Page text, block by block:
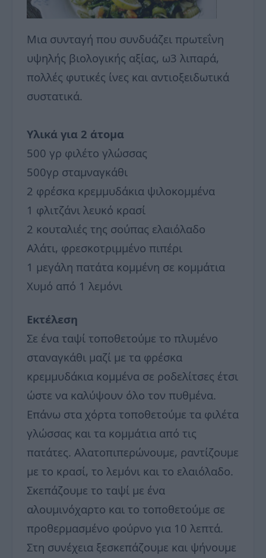
Μια συνταγή που συνδυάζει πρωτεΐνη
υψηλής βιολογικής αξίας, ω3 λιπαρά,
πολλές φυτικές ίνες και αντιοξειδωτικά
συστατικά.
Υλικά για 2 άτομα
500 γρ φιλέτο γλώσσας
500γρ σταμναγκάθι
2 φρέσκα κρεμμυδάκια ψιλοκομμένα
1 φλιτζάνι λευκό κρασί
2 κουταλιές της σούπας ελαιόλαδο
Αλάτι, φρεσκοτριμμένο πιπέρι
1 μεγάλη πατάτα κομμένη σε κομμάτια
Χυμό από 1 λεμόνι
Εκτέλεση
Σε ένα ταψί τοποθετούμε το πλυμένο
σταναγκάθι μαζί με τα φρέσκα
κρεμμυδάκια κομμένα σε ροδελίτσες έτσι
ώστε να καλύψουν όλο τον πυθμένα.
Επάνω στα χόρτα τοποθετούμε τα φιλέτα
γλώσσας και τα κομμάτια από τις
πατάτες. Αλατοπιπερώνουμε, ραντίζουμε
με το κρασί, το λεμόνι και το ελαιόλαδο.
Σκεπάζουμε το ταψί με ένα
αλουμινόχαρτο και το τοποθετούμε σε
προθερμασμένο φούρνο για 10 λεπτά.
Στη συνέχεια ξεσκεπάζουμε και ψήνουμε